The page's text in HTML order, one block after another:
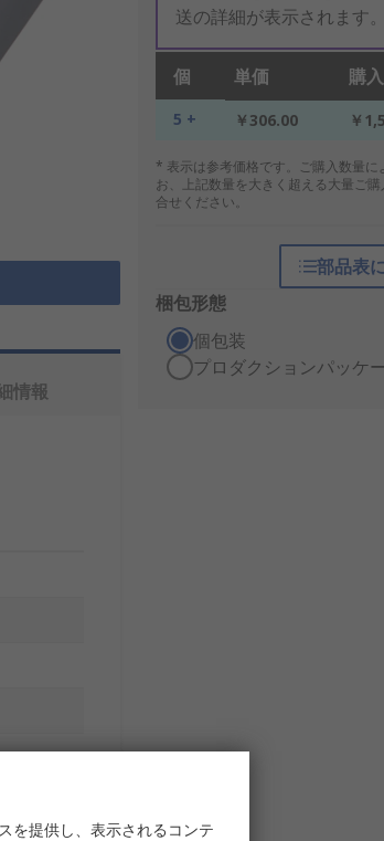
送の詳細が表示されます。
個 単価 購
5 + ￥306.00 ￥
* 表示は参考価格です。ご購入数量
お、上記数量を大きく超える大量ご
合せください。
部品表
梱包形態
個包装
プロダクションパッケ
情報
を提供し、表示されるコンテ